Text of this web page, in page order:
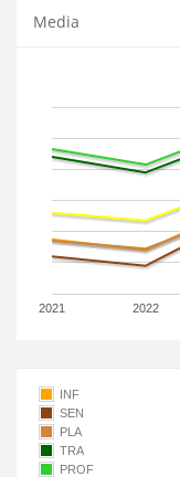
Media
2021 2022
INF
SEN
PLA
TRA
PROF